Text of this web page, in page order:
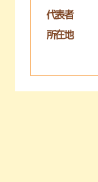
代表者
所在地